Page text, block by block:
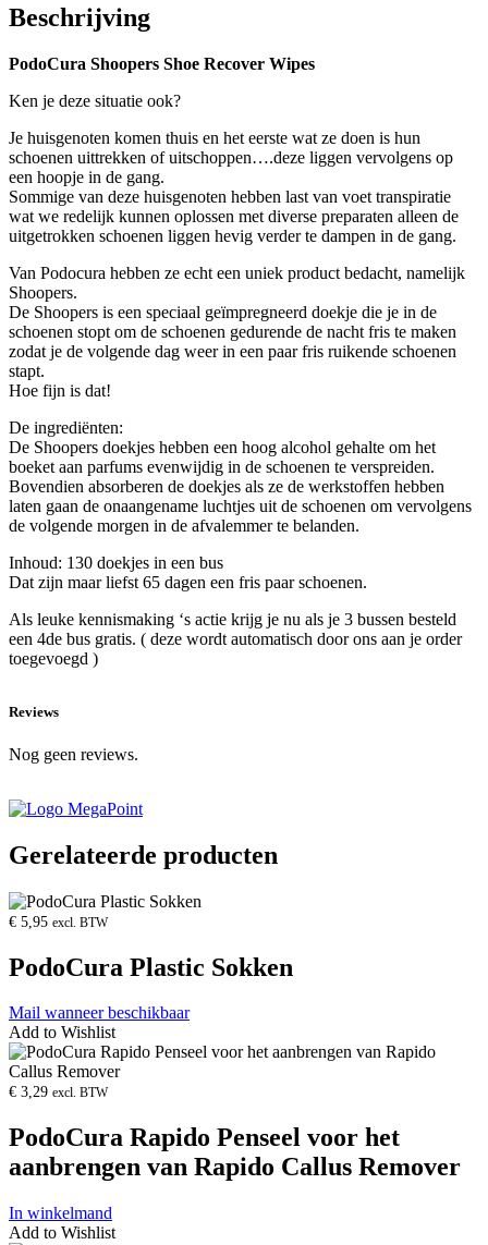
Beschrijving
PodoCura Shoopers Shoe Recover Wipes
Ken je deze situatie ook?
Je huisgenoten komen thuis en het eerste wat ze doen is hun
schoenen uittrekken of uitschoppen….deze liggen vervolgens op
een hoopje in de gang.
Sommige van deze huisgenoten hebben last van voet transpiratie
wat we redelijk kunnen oplossen met diverse preparaten alleen de
uitgetrokken schoenen liggen hevig verder te dampen in de gang.
Van Podocura hebben ze echt een uniek product bedacht, namelijk
Shoopers.
De Shoopers is een speciaal geïmpregneerd doekje die je in de
schoenen stopt om de schoenen gedurende de nacht fris te maken
zodat je de volgende dag weer in een paar fris ruikende schoenen
stapt.
Hoe fijn is dat!
De ingrediënten:
De Shoopers doekjes hebben een hoog alcohol gehalte om het
boeket aan parfums evenwijdig in de schoenen te verspreiden.
Bovendien absorberen de doekjes als ze de werkstoffen hebben
laten gaan de onaangename luchtjes uit de schoenen om vervolgens
de volgende morgen in de afvalemmer te belanden.
Inhoud: 130 doekjes in een bus
Dat zijn maar liefst 65 dagen een fris paar schoenen.
Als leuke kennismaking ‘s actie krijg je nu als je 3 bussen besteld
een 4de bus gratis. ( deze wordt automatisch door ons aan je order
toegevoegd )
Reviews
Nog geen reviews.
Gerelateerde producten
Product
openen
€ 5,95 excl. BTW
PodoCura Plastic Sokken
Mail wanneer beschikbaar
Add to Wishlist
Product
openen
€ 3,29 excl. BTW
PodoCura Rapido Penseel voor het
aanbrengen van Rapido Callus Remover
In winkelmand
Add to Wishlist